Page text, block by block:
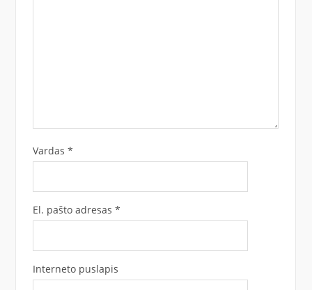
Vardas *
El. pašto adresas *
Interneto puslapis